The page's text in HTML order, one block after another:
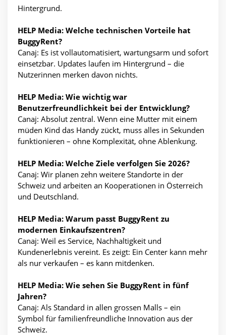
Hintergrund.
HELP Media: Welche technischen Vorteile hat
BuggyRent?
Canaj: Es ist vollautomatisiert, wartungsarm und sofort
einsetzbar. Updates laufen im Hintergrund – die
Nutzerinnen merken davon nichts.
HELP Media: Wie wichtig war
Benutzerfreundlichkeit bei der Entwicklung?
Canaj: Absolut zentral. Wenn eine Mutter mit einem
müden Kind das Handy zückt, muss alles in Sekunden
funktionieren – ohne Komplexität, ohne Ablenkung.
HELP Media: Welche Ziele verfolgen Sie 2026?
Canaj: Wir planen zehn weitere Standorte in der
Schweiz und arbeiten an Kooperationen in Österreich
und Deutschland.
HELP Media: Warum passt BuggyRent zu
modernen Einkaufszentren?
Canaj: Weil es Service, Nachhaltigkeit und
Kundenerlebnis vereint. Es zeigt: Ein Center kann mehr
als nur verkaufen – es kann mitdenken.
HELP Media: Wie sehen Sie BuggyRent in fünf
Jahren?
Canaj: Als Standard in allen grossen Malls – ein
Symbol für familienfreundliche Innovation aus der
Schweiz.